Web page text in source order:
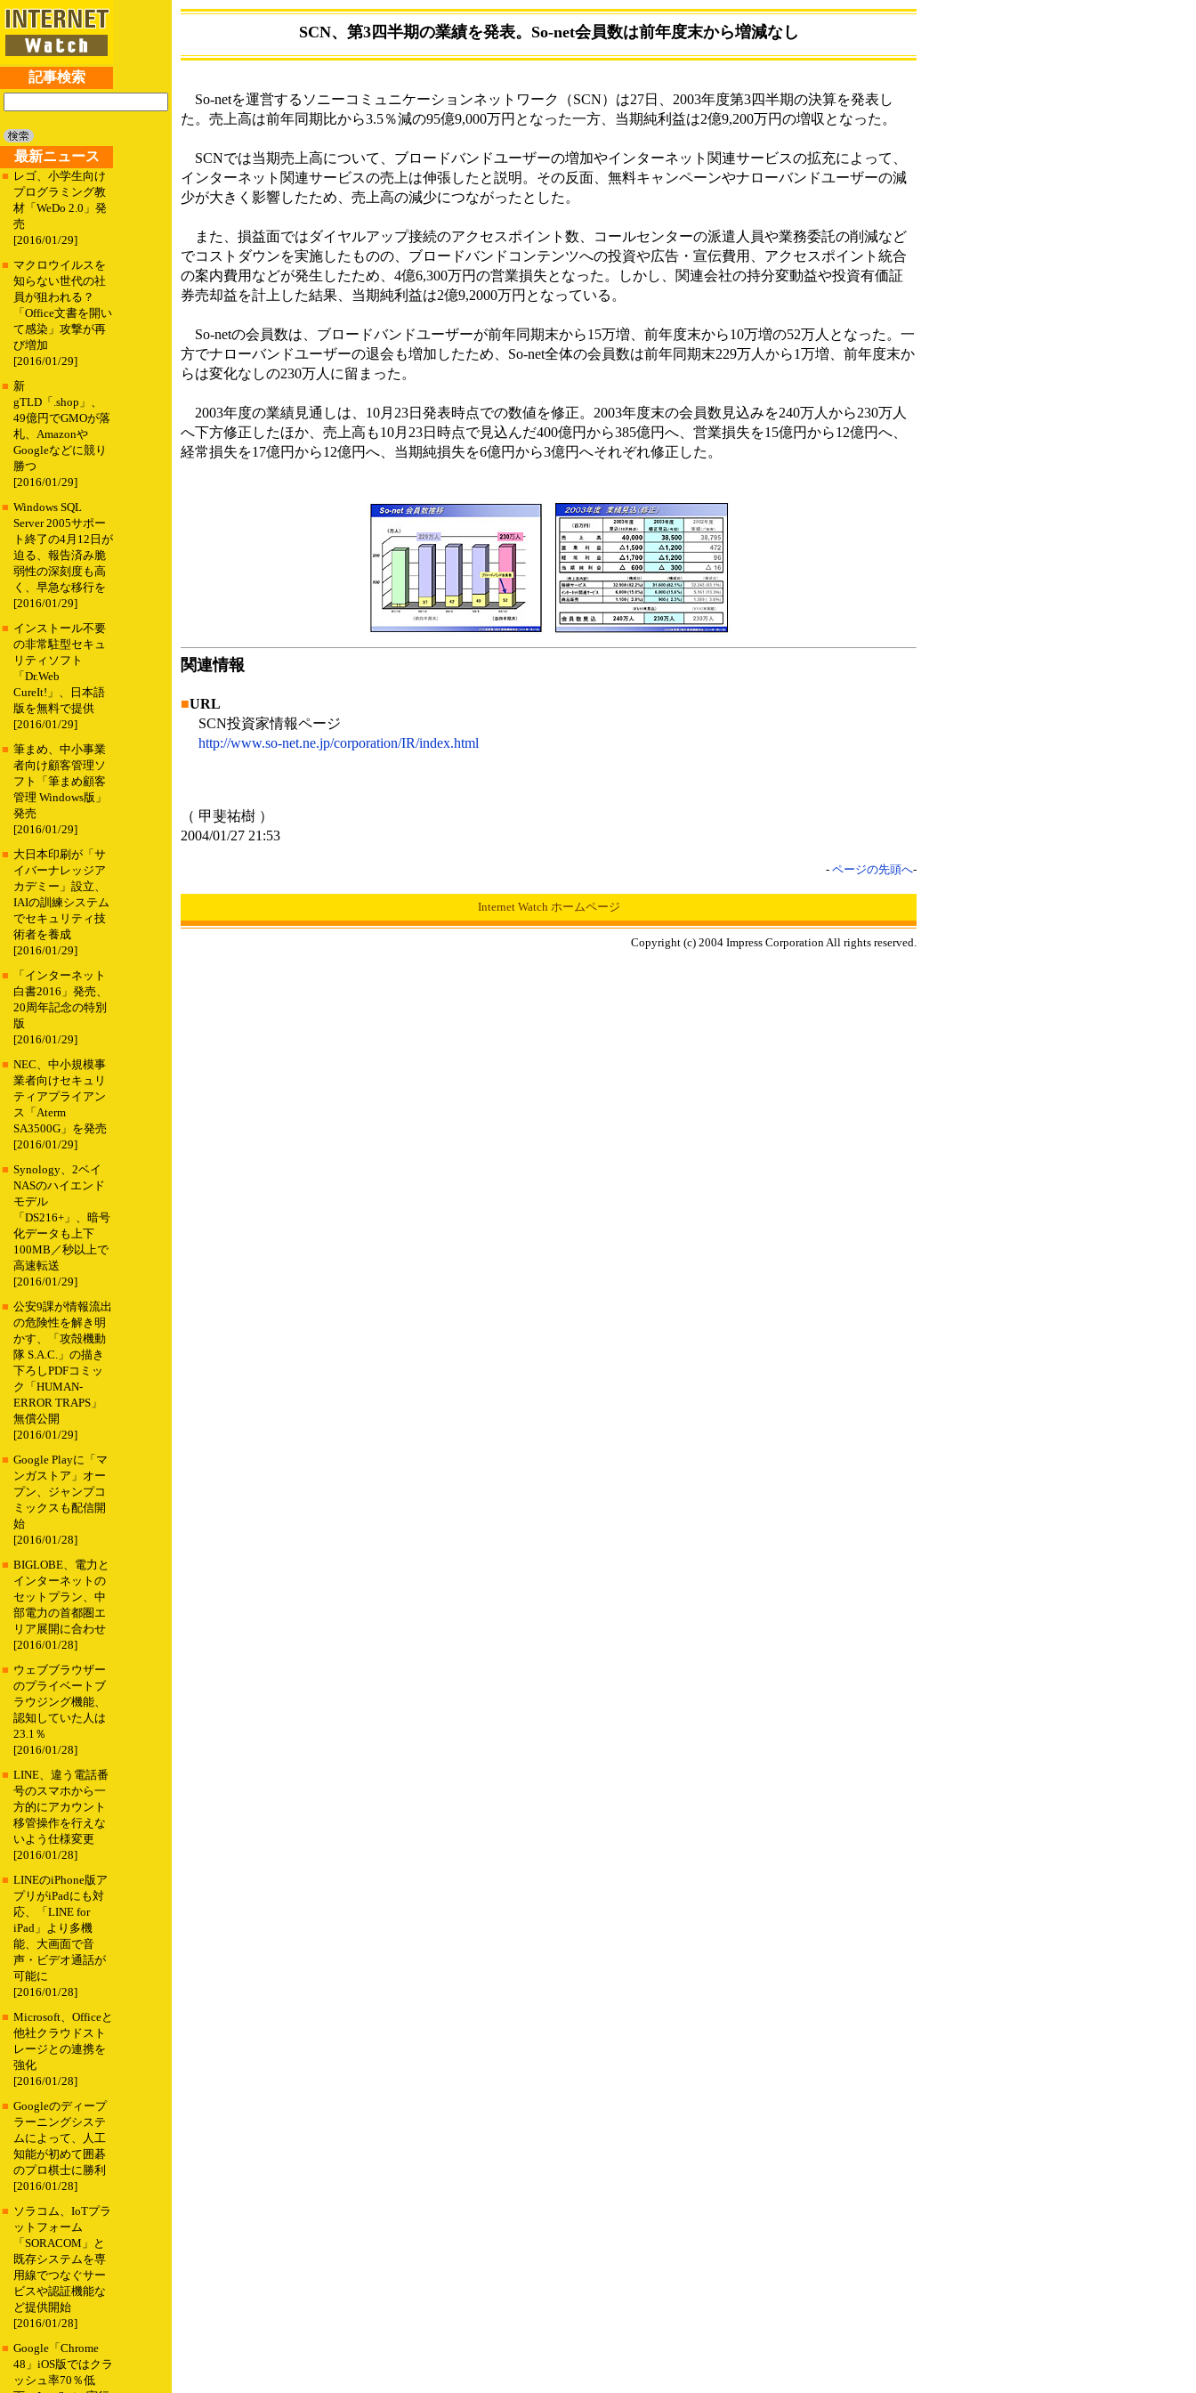
記事検索
最新ニュース
■ レゴ、小学生向け
プログラミング教
材「WeDo 2.0」発
売
[2016/01/29]
■ マクロウイルスを
知らない世代の社
員が狙われる？
「Office文書を開い
て感染」攻撃が再
び増加
[2016/01/29]
■ 新
gTLD「.shop」、
49億円でGMOが落
札、Amazonや
Googleなどに競り
勝つ
[2016/01/29]
■ Windows SQL
Server 2005サポー
ト終了の4月12日が
迫る、報告済み脆
弱性の深刻度も高
く、早急な移行を
[2016/01/29]
■ インストール不要
の非常駐型セキュ
リティソフト
「Dr.Web
CureIt!」、日本語
版を無料で提供
[2016/01/29]
■ 筆まめ、中小事業
者向け顧客管理ソ
フト「筆まめ顧客
管理 Windows版」
発売
[2016/01/29]
■ 大日本印刷が「サ
イバーナレッジア
カデミー」設立、
IAIの訓練システム
でセキュリティ技
術者を養成
[2016/01/29]
■
「インターネット
白書2016」発売、
20周年記念の特別
版
[2016/01/29]
■ NEC、中小規模事
業者向けセキュリ
ティアプライアン
ス「Aterm
SA3500G」を発売
[2016/01/29]
■ Synology、2ベイ
NASのハイエンド
モデル
「DS216+」、暗号
化データも上下
100MB／秒以上で
高速転送
[2016/01/29]
■ 公安9課が情報流出
の危険性を解き明
かす、「攻殻機動
隊 S.A.C.」の描き
下ろしPDFコミッ
ク「HUMAN-
ERROR TRAPS」
無償公開
[2016/01/29]
■ Google Playに「マ
ンガストア」オー
プン、ジャンプコ
ミックスも配信開
始
[2016/01/28]
■ BIGLOBE、電力と
インターネットの
セットプラン、中
部電力の首都圏エ
リア展開に合わせ
[2016/01/28]
■ ウェブブラウザー
のプライベートブ
ラウジング機能、
認知していた人は
23.1％
[2016/01/28]
■ LINE、違う電話番
号のスマホから一
方的にアカウント
移管操作を行えな
いよう仕様変更
[2016/01/28]
■ LINEのiPhone版ア
プリがiPadにも対
応、「LINE for
iPad」より多機
能、大画面で音
声・ビデオ通話が
可能に
[2016/01/28]
■ Microsoft、Officeと
他社クラウドスト
レージとの連携を
強化
[2016/01/28]
■ Googleのディープ
ラーニングシステ
ムによって、人工
知能が初めて囲碁
のプロ棋士に勝利
[2016/01/28]
■ ソラコム、IoTプラ
ットフォーム
「SORACOM」と
既存システムを専
用線でつなぐサー
ビスや認証機能な
ど提供開始
[2016/01/28]
■ Google「Chrome
48」iOS版ではクラ
ッシュ率70％低
SCN、第3四半期の業績を発表。So-net会員数は前年度末から増減なし
So-netを運営するソニーコミュニケーションネットワーク（SCN）は27日、2003年度第3四半期の決算を発表し
た。売上高は前年同期比から3.5％減の95億9,000万円となった一方、当期純利益は2億9,200万円の増収となった。
SCNでは当期売上高について、ブロードバンドユーザーの増加やインターネット関連サービスの拡充によって、
インターネット関連サービスの売上は伸張したと説明。その反面、無料キャンペーンやナローバンドユーザーの減
少が大きく影響したため、売上高の減少につながったとした。
また、損益面ではダイヤルアップ接続のアクセスポイント数、コールセンターの派遣人員や業務委託の削減など
でコストダウンを実施したものの、ブロードバンドコンテンツへの投資や広告・宣伝費用、アクセスポイント統合
の案内費用などが発生したため、4億6,300万円の営業損失となった。しかし、関連会社の持分変動益や投資有価証
券売却益を計上した結果、当期純利益は2億9,2000万円となっている。
So-netの会員数は、ブロードバンドユーザーが前年同期末から15万増、前年度末から10万増の52万人となった。一
方でナローバンドユーザーの退会も増加したため、So-net全体の会員数は前年同期末229万人から1万増、前年度末か
らは変化なしの230万人に留まった。
2003年度の業績見通しは、10月23日発表時点での数値を修正。2003年度末の会員数見込みを240万人から230万人
へ下方修正したほか、売上高も10月23日時点で見込んだ400億円から385億円へ、営業損失を15億円から12億円へ、
経常損失を17億円から12億円へ、当期純損失を6億円から3億円へそれぞれ修正した。
関連情報
■URL
SCN投資家情報ページ
http://www.so-net.ne.jp/corporation/IR/index.html
（ 甲斐祐樹 ）
2004/01/27 21:53
- ページの先頭へ-
Internet Watch ホームページ
Copyright (c) 2004 Impress Corporation All rights reserved.